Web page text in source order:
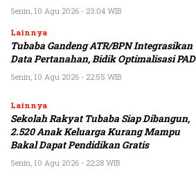
Senin, 10 Agu 2026 - 23:04 WIB
Lainnya
Tubaba Gandeng ATR/BPN Integrasikan
Data Pertanahan, Bidik Optimalisasi PAD
Senin, 10 Agu 2026 - 22:55 WIB
Lainnya
Sekolah Rakyat Tubaba Siap Dibangun,
2.520 Anak Keluarga Kurang Mampu
Bakal Dapat Pendidikan Gratis
Senin, 10 Agu 2026 - 22:28 WIB